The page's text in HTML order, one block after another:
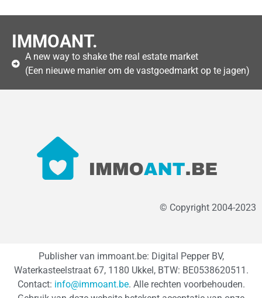
IMMOANT.
A new way to shake the real estate market
(Een nieuwe manier om de vastgoedmarkt op te jagen)
© Copyright 2004-2023
Publisher van immoant.be: Digital Pepper BV,
Waterkasteelstraat 67, 1180 Ukkel, BTW: BE0538620511.
Contact: info@immoant.be. Alle rechten voorbehouden.